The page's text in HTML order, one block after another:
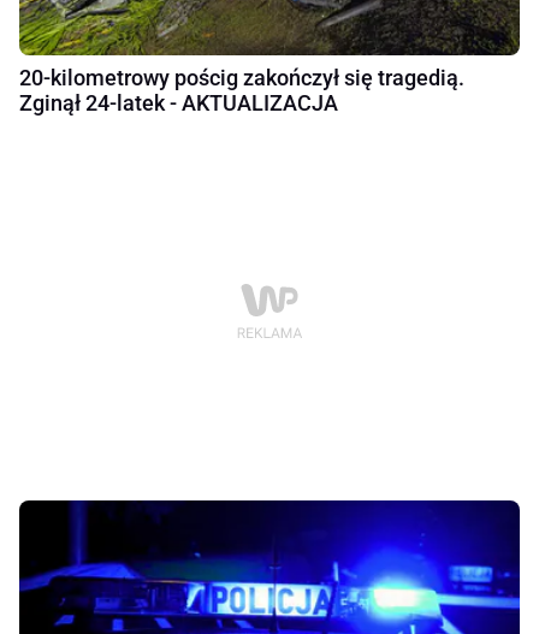
20-kilometrowy pościg zakończył się tragedią.
Zginął 24-latek - AKTUALIZACJA